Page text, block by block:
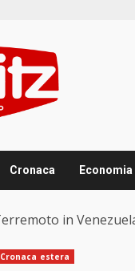
Cronaca Economia
in
Cronaca estera